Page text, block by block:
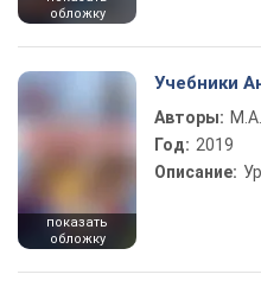
обложку
показать
обложку
Учебники
Авторы:
Год: 2019
Описание: